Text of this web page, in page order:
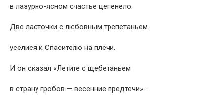
в лазурно-ясном счастье цепенело.
Две ласточки с любовным трепетаньем
уселися к Спасителю на плечи.
И он сказал «Летите с щебетаньем
в страну гробов — весенние предтечи»…